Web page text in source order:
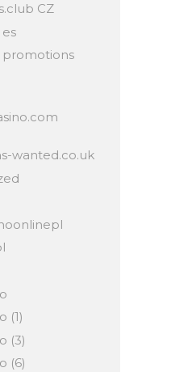
CZ
wanted.co.uk
(1)
(3)
(6)